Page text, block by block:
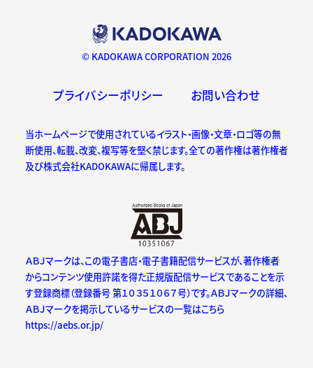
© KADOKAWA CORPORATION 2026
プライバシーポリシー お問い合わせ
当ホームページで使用されているイラスト・画像・文章・ロゴ等の無
断使用、転載、改変、複写等を堅く禁じます。全ての著作権は著作権者
及び株式会社KADOKAWAに帰属します。
ＡＢＪマークは、この電子書店・電子書籍配信サービスが、著作権者
からコンテンツ使用許諾を得た正規版配信サービスであることを示
す登録商標（登録番号 第１０３５１０６７号）です。ＡＢＪマークの詳細、
ＡＢＪマークを掲示しているサービスの一覧はこちら
https://aebs.or.jp/